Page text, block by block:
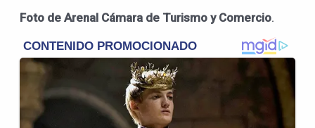
Foto de Arenal Cámara de Turismo y Comercio.